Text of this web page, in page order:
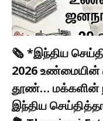
🗞️ *இந்திய
2026 உண்மையின்
தூண்… மக்களின்
இந்திய